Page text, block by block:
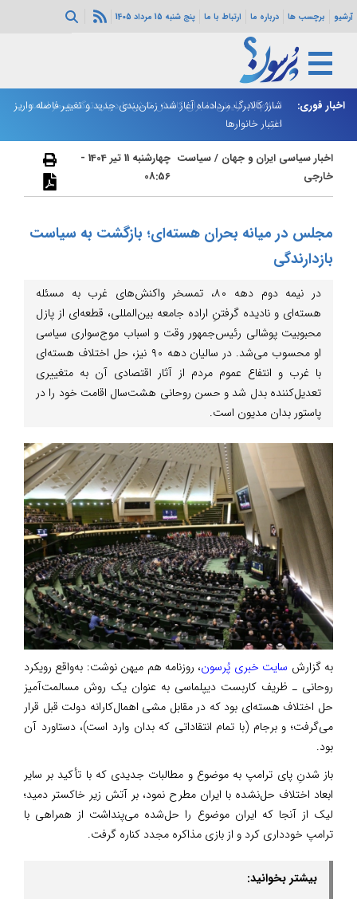
آرشیو برچسب ها درباره ما ارتباط با ما پنج شنبه 15 مرداد 1405
اخبار فوری:
اسلام‌آباد: رایزنی‌ها برای کاهش تنش‌ها درباره تنگه هرمز ادامه
دارد
شارژ کالابرگ مردادماه آغاز شد؛ زمان‌بندی جدید و تغییر فاصله واریز
اعتبار خانوارها
اخبار سیاسی ایران و جهان /سیاست
خارجی
چهارشنبه 11 تیر 1404 -
08:56
مجلس در میانه بحران هسته‌ای؛ بازگشت به سیاست
بازدارندگی
در نیمه دوم دهه ۸۰، تمسخر واکنش‌های غرب به مسئله
هسته‌ای و نادیده گرفتنِ اراده جامعه بین‌المللی، قطعه‌ای از پازل
محبوبیت پوشالی رئیس‌جمهور وقت و اسباب موج‌سواری سیاسی
او محسوب می‌شد. در سالیان دهه ۹۰ نیز، حل اختلاف هسته‌ای
با غرب و انتفاع عموم مردم از آثار اقتصادی آن به متغییری
تعدیل‌کننده بدل شد و حسن روحانی هشت‌سال اقامت خود را در
پاستور بدان مدیون است.
به گزارش سایت خبری پُرسون، روزنامه هم میهن نوشت: به‌واقع رویکرد
روحانی ـ ظریف کاربست دیپلماسی به عنوان یک روش مسالمت‌آمیز
حل اختلاف هسته‌ای بود که در مقابل مشی اهمال‌کارانه دولت قبل قرار
می‌گرفت؛ و برجام (با تمام انتقاداتی که بدان وارد است)، دستاورد آن
بود.
باز شدنِ پای ترامپ به موضوع و مطالبات جدیدی که با تأکید بر سایر
ابعاد اختلاف حل‌نشده با ایران مطرح نمود، بر آتش زیر خاکستر دمید؛
لیک از آنجا که ایران موضوع را حل‌شده می‌پنداشت از همراهی با
ترامپ خودداری کرد و از بازی مذاکره مجدد کناره گرفت.
بیشتر بخوانید: